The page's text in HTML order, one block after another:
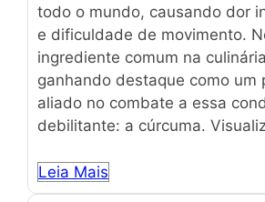
todo o mundo, causando dor
e dificuldade de movimento.
ingrediente comum na
ganhando destaque como um
aliado no combate a essa
debilitante: a cúrcuma.
Leia Mais